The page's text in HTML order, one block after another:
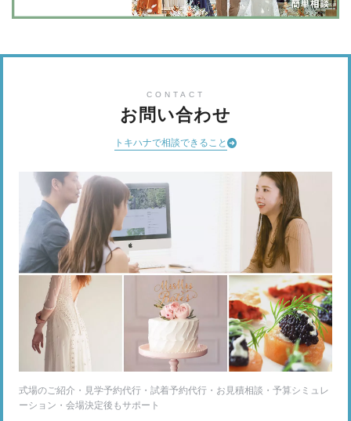
CONTACT
お問い合わせ
トキハナで相談できること
式場のご紹介・見学予約代行・試着予約代行・お見積相談・予算シミュレ
ーション・会場決定後もサポート